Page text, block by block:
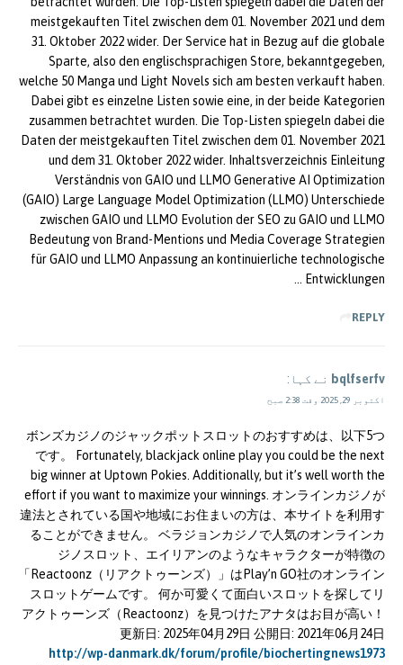
meistgekauften Titel zwischen dem 01. November 2021 und dem
31. Oktober 2022 wider. Der Service hat in Bezug auf die globale
Sparte, also den englischsprachigen Store, bekanntgegeben,
welche 50 Manga und Light Novels sich am besten verkauft haben.
Dabei gibt es einzelne Listen sowie eine, in der beide Kategorien
zusammen betrachtet wurden. Die Top-Listen spiegeln dabei die
Daten der meistgekauften Titel zwischen dem 01. November 2021
und dem 31. Oktober 2022 wider. Inhaltsverzeichnis Einleitung
Verständnis von GAIO und LLMO Generative AI Optimization
(GAIO) Large Language Model Optimization (LLMO) Unterschiede
zwischen GAIO und LLMO Evolution der SEO zu GAIO und LLMO
Bedeutung von Brand-Mentions und Media Coverage Strategien
für GAIO und LLMO Anpassung an kontinuierliche technologische
Entwicklungen …
REPLY
bqlfserfv نے کہا:
اکتوبر 29, 2025 وقت 2:38 صبح
ボンズカジノのジャックポットスロットのおすすめは、以下5つ
です。 Fortunately, blackjack online play you could be the next
big winner at Uptown Pokies. Additionally, but it’s well worth the
effort if you want to maximize your winnings. オンラインカジノが
違法とされている国や地域にお住まいの方は、本サイトを利用す
ることができません。 ベラジョンカジノで人気のオンラインカ
ジノスロット、エイリアンのようなキャラクターが特徴の
「Reactoonz（リアクトゥーンズ）」はPlay’n GO社のオンライン
スロットゲームです。 何か可愛くて面白いスロットを探してリ
アクトゥーンズ（Reactoonz）を見つけたアナタはお目が高い！
更新日: 2025年04月29日 公開日: 2021年06月24日
http://wp-danmark.dk/forum/profile/biochertingnews1973